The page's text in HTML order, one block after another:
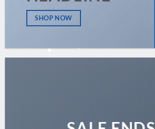
SHOP NOW